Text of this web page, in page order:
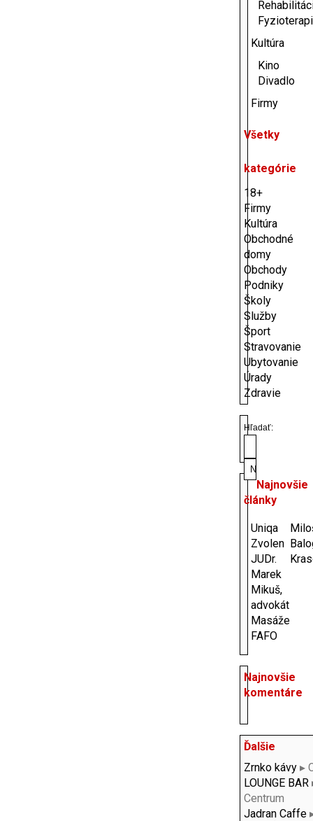
Kultúra
Kino
Divadlo
Firmy
Všetky
kategórie
18+
Firmy
Kultúra
Obchodné
domy
Obchody
Podniky
Školy
Služby
Šport
Stravovanie
Ubytovanie
Úrady
Zdravie
Hľadať:
Najnovšie
články
Uniqa
Zvolen
JUDr.
Marek
Mikuš,
advokát
Masáže
FAFO
Najnovšie
komentáre
Ďalšie
Zrnko kávy ▸
LOUNGE BAR
Centrum
Jadran Caffe